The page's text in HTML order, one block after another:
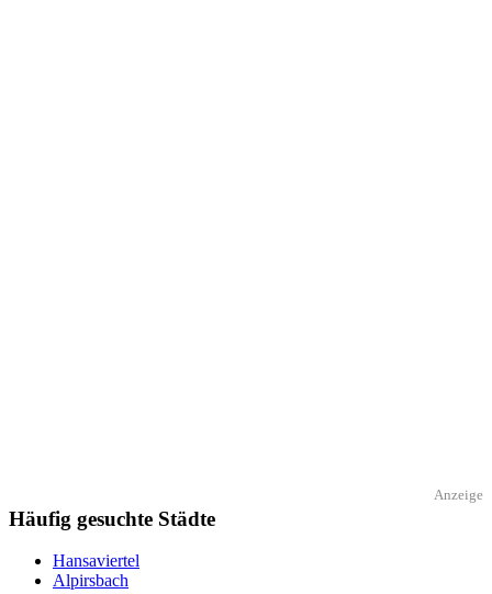
Anzeige
Häufig gesuchte Städte
Hansaviertel
Alpirsbach